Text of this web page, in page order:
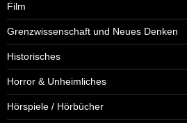
Film
Grenzwissenschaft und Neues Denken
Historisches
Horror & Unheimliches
Hörspiele / Hörbücher